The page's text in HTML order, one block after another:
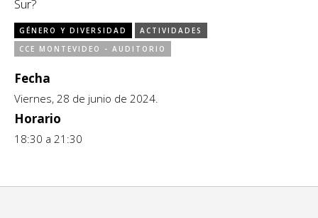
CCE en el interior/libros
Espacio itinerante de lectura infantil
Exposiciones
Formación
Infantil y Juvenil
Medio Ambiente
Sur?
GÉNERO Y DIVERSIDAD
ACTIVIDADES
CCE MONTEVIDEO - AUDITORIO
Fecha
Viernes, 28 de junio de 2024.
Horario
18:30 a 21:30